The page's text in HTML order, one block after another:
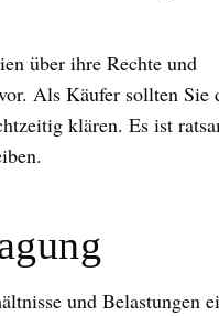
über ihre Rechte und
Als Käufer sollten Sie
klären. Es ist
und Belastungen